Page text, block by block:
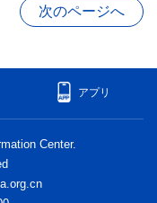
次のページへ
アプリ
Center.